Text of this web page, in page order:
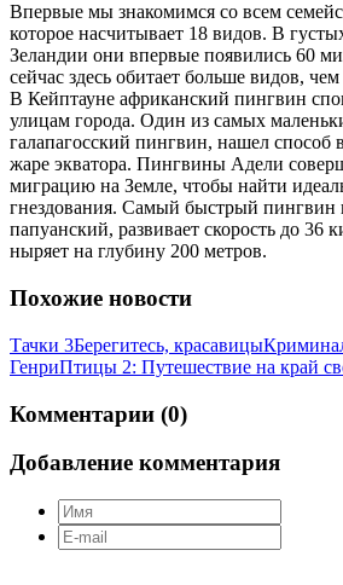
Впервые мы знакомимся со всем
которое насчитывает 18 видов. В
Зеландии они впервые появились 60
сейчас здесь обитает больше видов,
В Кейптауне африканский пингвин
улицам города. Один из самых
галапагосский пингвин, нашел
жаре экватора. Пингвины Адели
миграцию на Земле, чтобы найти
гнездования. Самый быстрый пингвин
папуанский, развивает скорость до 36
ныряет на глубину 200 метров.
Похожие новости
Тачки 3Берегитесь, красавицы
ГенриПтицы 2: Путешествие на край
Комментарии (0)
Добавление комментария